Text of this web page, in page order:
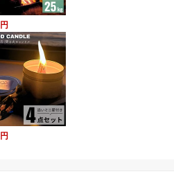
円
円